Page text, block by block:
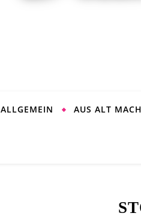
ALLGEMEIN AUS ALT